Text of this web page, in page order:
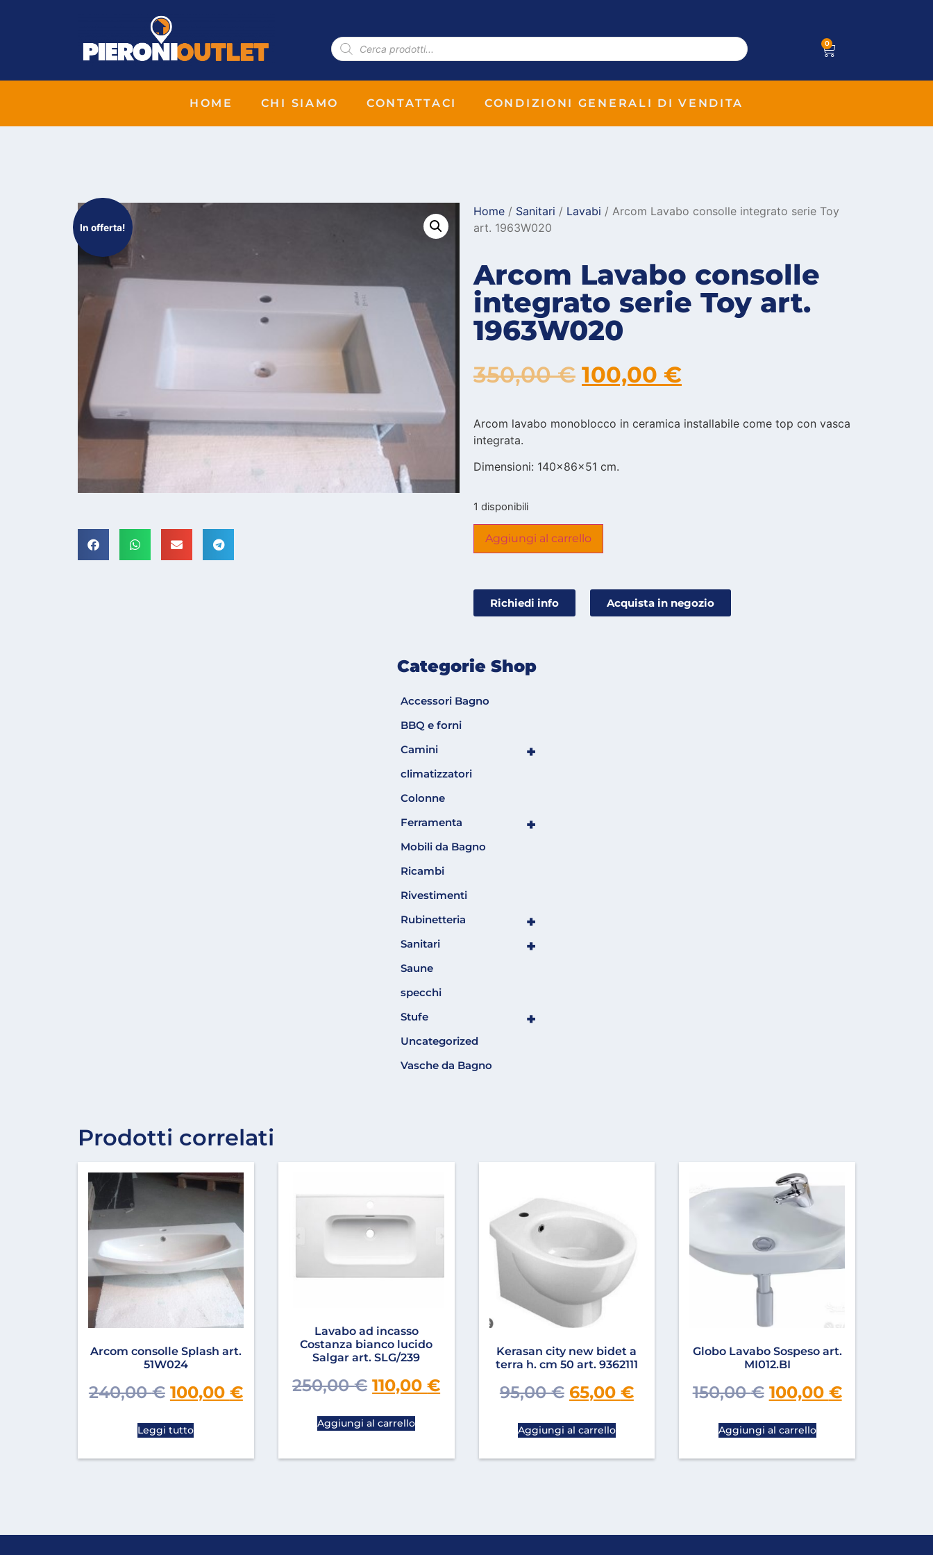
0
HOME CHI SIAMO CONTATTACI CONDIZIONI GENERALI DI VENDITA
In offerta!
Home / Sanitari / Lavabi / Arcom Lavabo consolle integrato serie Toy
art. 1963W020
Arcom Lavabo consolle
integrato serie Toy art.
1963W020
350,00€ 100,00 €
Arcom lavabo monoblocco in ceramica installabile come top con vasca
integrata.
Dimensioni: 140x86x51 cm.
1 disponibili
Aggiungi al carrello
Richiedi info Acquista in negozio
Categorie Shop
Accessori Bagno
BBQ e forni
+
Camini
climatizzatori
Colonne
+
Ferramenta
Mobili da Bagno
Ricambi
Rivestimenti
+
Rubinetteria
+
Sanitari
Saune
specchi
+
Stufe
Uncategorized
Vasche da Bagno
Prodotti correlati
Arcom consolle Splash art.
51W024
240,00€ 100,00 €
Leggi tutto
Lavabo ad incasso
Costanza bianco lucido
Salgar art. SLG/239
250,00€ 110,00€
Aggiungi al carrello
Kerasan city new bidet a
terra h. cm 50 art. 9362111
95,00€ 65,00 €
Aggiungi al carrello
Globo Lavabo Sospeso art.
MI012.BI
150,00€ 100,00 €
Aggiungi al carrello